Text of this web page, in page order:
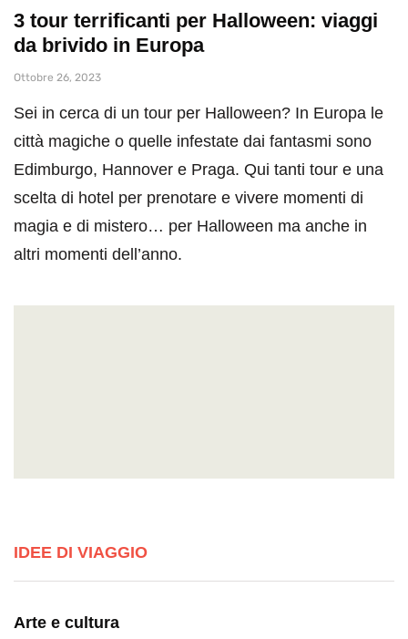
3 tour terrificanti per Halloween: viaggi
da brivido in Europa
Ottobre 26, 2023
Sei in cerca di un tour per Halloween? In Europa le
città magiche o quelle infestate dai fantasmi sono
Edimburgo, Hannover e Praga. Qui tanti tour e una
scelta di hotel per prenotare e vivere momenti di
magia e di mistero… per Halloween ma anche in
altri momenti dell’anno.
IDEE DI VIAGGIO
Arte e cultura